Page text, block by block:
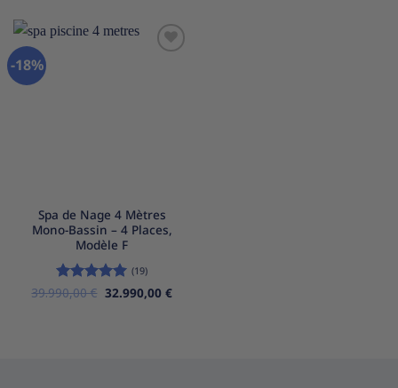
38.990,00 €.31.990,00 €.
-18%
Spa de Nage 4 Mètres
Mono-Bassin – 4 Places,
Modèle F
Note5 sur
(19)
39.990,00€ Le
prix
32.990,00 €Le
prix